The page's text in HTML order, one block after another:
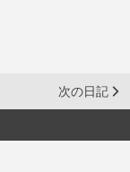
次の日記